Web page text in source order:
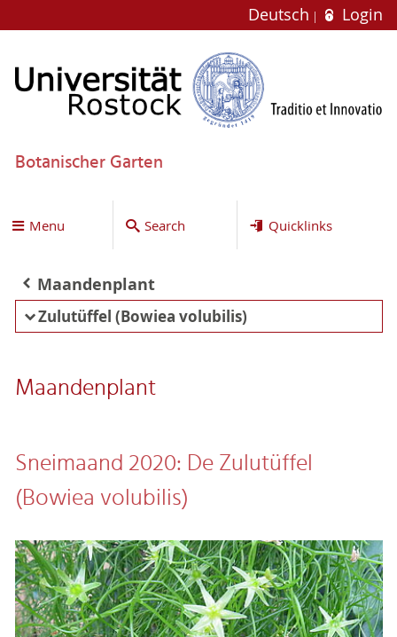
Deutsch Login
Botanischer Garten
Menu Search Quicklinks
Maandenplant
Zulutüffel (Bowiea volubilis)
Maandenplant
Sneimaand 2020: De Zulutüffel
(Bowiea volubilis)